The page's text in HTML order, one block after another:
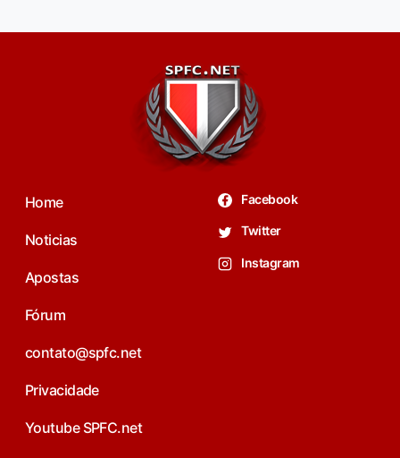
Home
Noticias
Apostas
Fórum
contato@spfc.net
Privacidade
Youtube SPFC.net
Facebook
Twitter
Instagram